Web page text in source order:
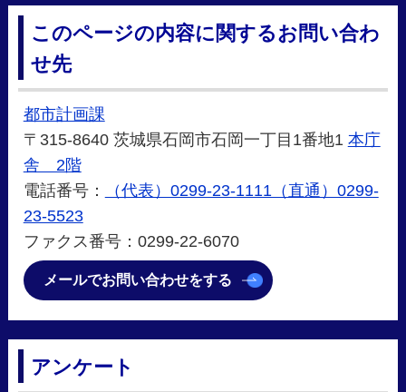
このページの内容に関するお問い合わ
せ先
都市計画課
〒315-8640 茨城県石岡市石岡一丁目1番地1 本庁
舎 2階
電話番号：
（代表）0299-23-1111（直通）0299-
23-5523
ファクス番号：0299-22-6070
メールでお問い合わせをする
アンケート